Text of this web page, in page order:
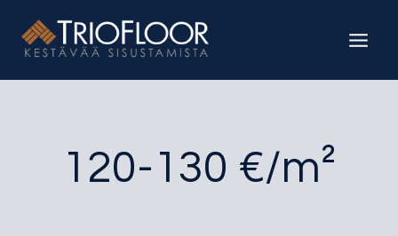
sisältöön
120-130 €/m²